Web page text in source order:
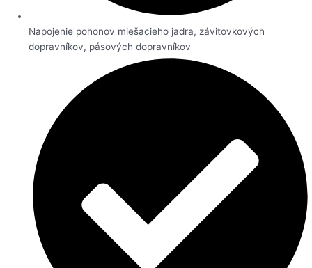
Napojenie pohonov miešacieho jadra, závitovkových
dopravníkov, pásových dopravníkov